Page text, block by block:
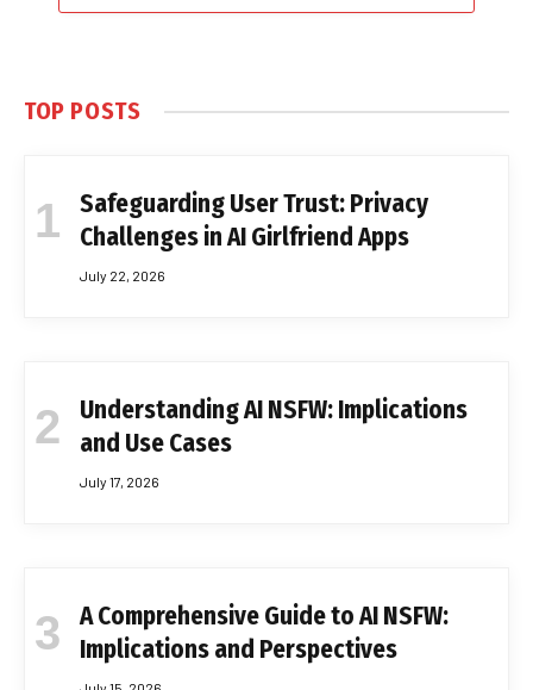
TOP POSTS
Safeguarding User Trust: Privacy
Challenges in AI Girlfriend Apps
July 22, 2026
Understanding AI NSFW: Implications
and Use Cases
July 17, 2026
A Comprehensive Guide to AI NSFW:
Implications and Perspectives